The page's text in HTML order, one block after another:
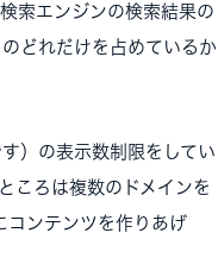
索エンジンの検索結果の
どれだけを占めているか
）の表示数制限をしてい
ころは複数のドメインを
コンテンツを作りあげ